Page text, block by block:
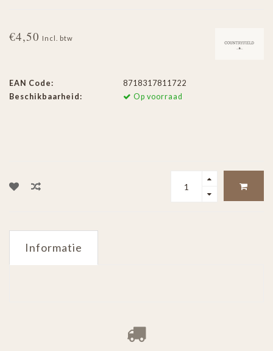
€4,50 Incl. btw
EAN Code:
8718317811722
Beschikbaarheid:
Op voorraad
Informatie